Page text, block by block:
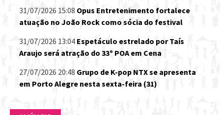
31/07/2026 15:08 Opus Entretenimento fortalece
atuação no João Rock como sócia do festival
31/07/2026 13:04 Espetáculo estrelado por Taís
Araujo será atração do 33º POA em Cena
27/07/2026 20:48 Grupo de K-pop NTX se apresenta
em Porto Alegre nesta sexta-feira (31)